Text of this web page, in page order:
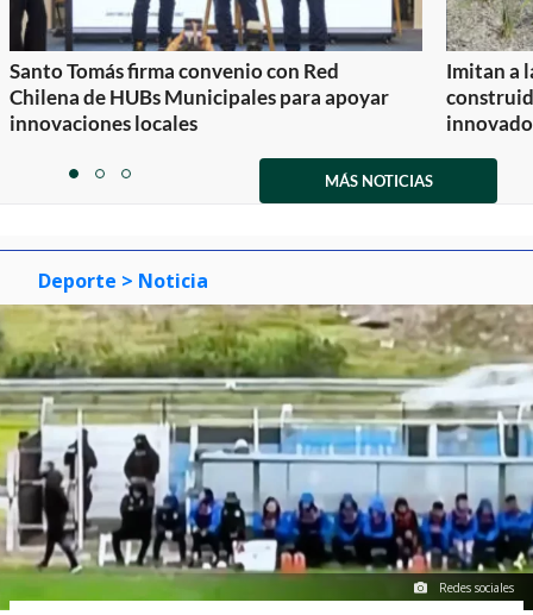
Santo Tomás firma convenio con Red
Chilena de HUBs Municipales para apoyar
innovaciones locales
Imitan a
itemitemitem
MÁS NOTICIAS
Deporte > Noticia
Redes sociales